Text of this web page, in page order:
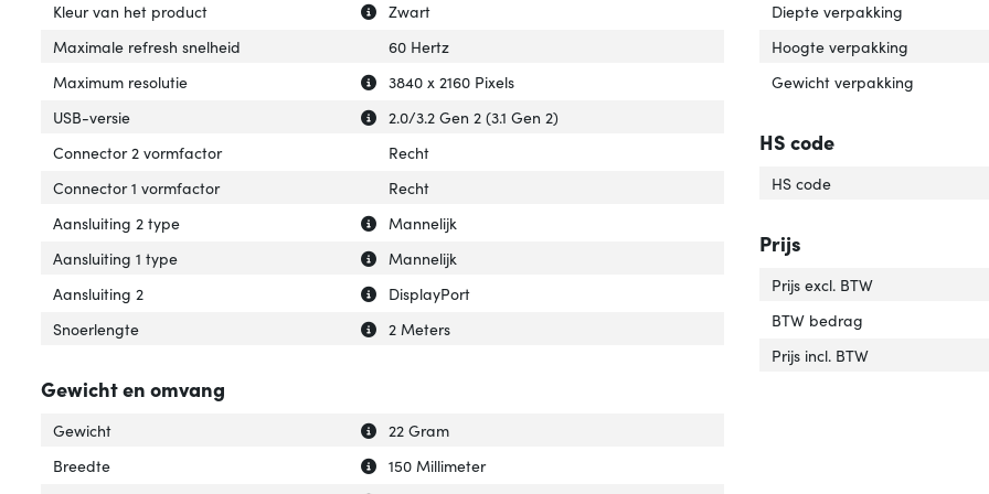
Uitleg over 'Kleur van het product'
Verberg uitleg over 'Kleur van het product'
Kleur van het product
Zwart
Maximale refresh snelheid
60 Hertz
Uitleg over 'Maximum resolutie'
Verberg uitleg over 'Maximum resolutie'
Maximum resolutie
3840 x 2160 Pixels
Uitleg over 'USB-versie'
Verberg uitleg over 'USB-versie'
USB-versie
2.0/3.2 Gen 2 (3.1 Gen 2)
Connector 2 vormfactor
Recht
Connector 1 vormfactor
Recht
Uitleg over 'Aansluiting 2 type'
Verberg uitleg over 'Aansluiting 2 type'
Aansluiting 2 type
Mannelijk
Uitleg over 'Aansluiting 1 type'
Verberg uitleg over 'Aansluiting 1 type'
Aansluiting 1 type
Mannelijk
Uitleg over 'Aansluiting 2'
Verberg uitleg over 'Aansluiting 2'
Aansluiting 2
DisplayPort
Uitleg over 'Snoerlengte'
Verberg uitleg over 'Snoerlengte'
Snoerlengte 2 Meters
Gewicht en omvang
Uitleg over 'Gewicht'
Verberg uitleg over 'Gewicht'
Gewicht
22 Gram
Uitleg over 'Breedte'
Verberg uitleg over 'Breedte'
Breedte
150 Millimeter
Diepte verpakking
Hoogte verpakking
Gewicht verpakking
HS code
HS code
Prijs
Prijs excl. BTW
BTW bedrag
Prijs incl. BTW